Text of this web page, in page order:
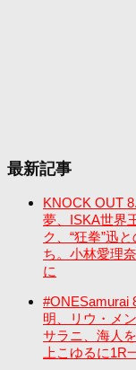
最新記事
KNOCK OUT
夢、ISKA世界
ク、“狂拳”迅
ち。小林愛理
に
#ONESamurai
明、リウ・メ
サラニ、海人
上こゆるに1R